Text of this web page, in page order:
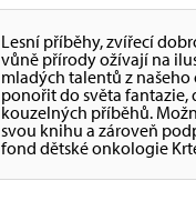
Lesní příběhy, zvířecí
vůně přírody ožívají na
mladých talentů z našeho
ponořit do světa fantazie,
kouzelných příběhů.
svou knihu a zároveň
fond dětské onkologie